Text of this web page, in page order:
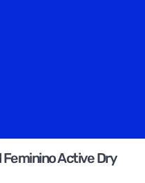
Active Dry